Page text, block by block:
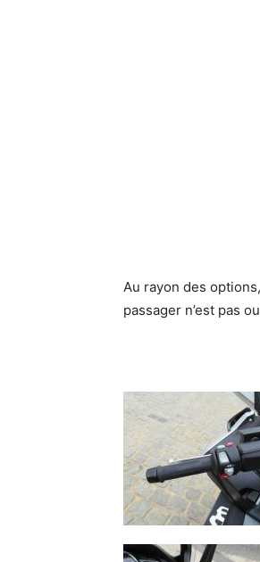
Au rayon des
passager n’est pas